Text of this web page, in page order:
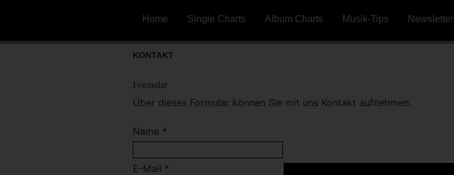
Home Single Charts Album Charts Musik-Tips Newsletter
KONTAKT
Formular
Über dieses Formular können Sie mit uns Kontakt aufnehmen.
Name *
E-Mail *